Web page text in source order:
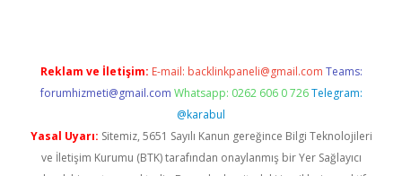
Reklam ve İletişim: E-mail: backlinkpaneli@gmail.com Teams:
forumhizmeti@gmail.com Whatsapp: 0262 606 0 726 Telegram:
@karabul
Yasal Uyarı: Sitemiz, 5651 Sayılı Kanun gereğince Bilgi Teknolojileri
ve İletişim Kurumu (BTK) tarafından onaylanmış bir Yer Sağlayıcı